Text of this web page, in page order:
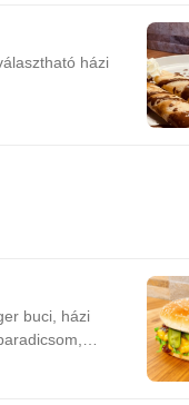
házi
buci, házi